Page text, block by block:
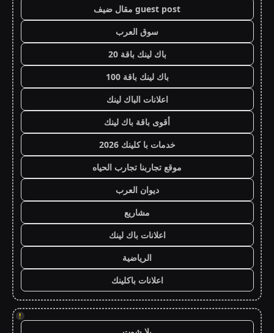
guest post مقال ضيف
سوق العرب
باك لينك باقة 20
باك لينك باقة 100
اعلانات الباك لينك
أقوى باقة باك لينك
خدمات با كلينك 2026
موقع تجاربنا تجارب الحياه
ديوان العرب
مشاريع
اعلانات باك لينك
الرياضية
اعلانات باكلينك
!